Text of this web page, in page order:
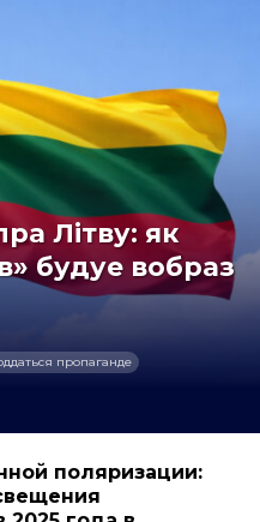
Літву: як
будуе вобраз
пропаганде
поляризации: